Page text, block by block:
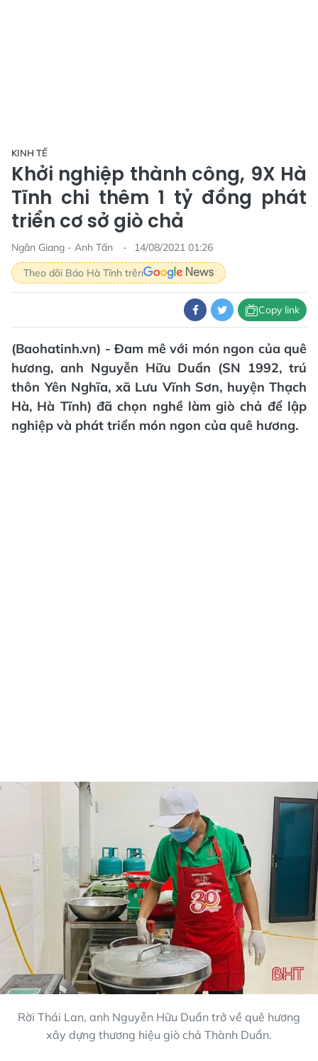
KINH TẾ
Khởi nghiệp thành công, 9X Hà
Tĩnh chi thêm 1 tỷ đồng phát
triển cơ sở giò chả
Ngân Giang - Anh Tấn
14/08/2021 01:26
Theo dõi Báo Hà Tĩnh trên
Copy link
(Baohatinh.vn) - Đam mê với món ngon của quê
hương, anh Nguyễn Hữu Duẩn (SN 1992, trú
thôn Yên Nghĩa, xã Lưu Vĩnh Sơn, huyện Thạch
Hà, Hà Tĩnh) đã chọn nghề làm giò chả để lập
nghiệp và phát triển món ngon của quê hương.
Rời Thái Lan, anh Nguyễn Hữu Duẩn trở về quê hương
xây dựng thương hiệu giò chả Thành Duẩn.